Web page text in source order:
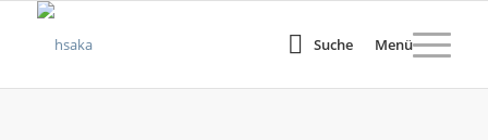
Suche Menü